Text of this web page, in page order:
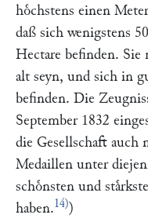
hoͤchstens einen
daß sich wenigstens
Hectare befinden. Sie
alt seyn, und sich in
befinden. Die
September 1832
die Gesellschaft auch
Medaillen unter
schoͤnsten und
haben.14))